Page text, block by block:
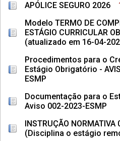
APÓLICE SEGURO 2026
Modelo TERMO DE
ESTÁGIO CURRICULAR
(atualizado em 16-04-
Procedimentos para o
Estágio Obrigatório -
ESMP
Documentação para o
Aviso 002-2023-ESMP
INSTRUÇÃO
(Disciplina o estágio